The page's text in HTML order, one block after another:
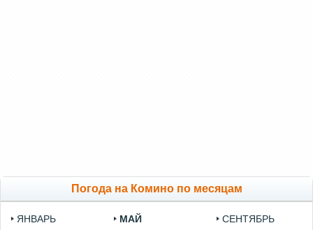
Погода на Комино по месяцам
ЯНВАРЬ
МАЙ
СЕНТЯБРЬ